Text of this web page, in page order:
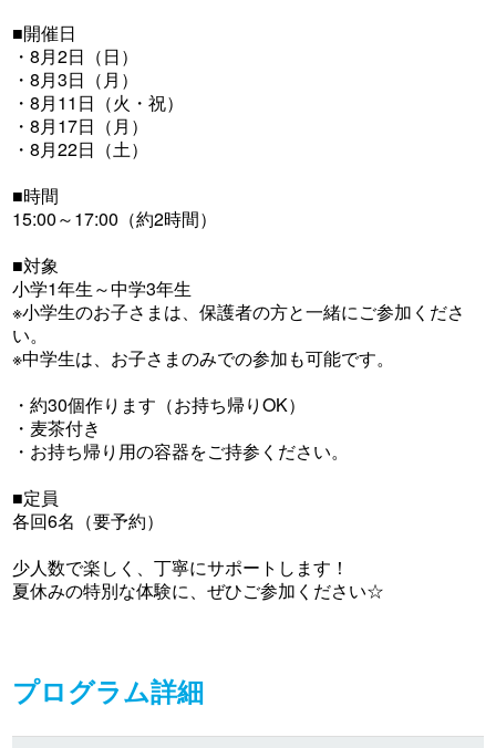
■開催日
・8月2日（日）
・8月3日（月）
・8月11日（火・祝）
・8月17日（月）
・8月22日（土）
■時間
15:00～17:00（約2時間）
■対象
小学1年生～中学3年生
※小学生のお子さまは、保護者の方と一緒にご参加くださ
い。
※中学生は、お子さまのみでの参加も可能です。
・約30個作ります（お持ち帰りOK）
・麦茶付き
・お持ち帰り用の容器をご持参ください。
■定員
各回6名（要予約）
少人数で楽しく、丁寧にサポートします！
夏休みの特別な体験に、ぜひご参加ください☆
プログラム詳細